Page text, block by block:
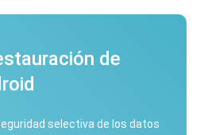
de
selectiva de los datos